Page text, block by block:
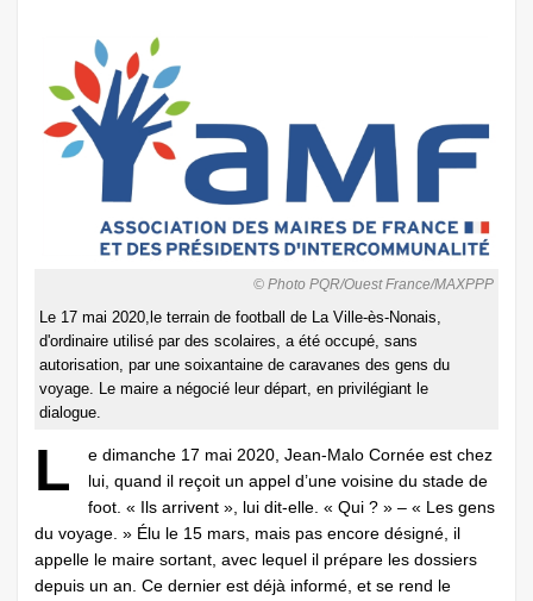
© Photo PQR/Ouest France/MAXPPP
Le 17 mai 2020,le terrain de football de La Ville-ès-Nonais,
d'ordinaire utilisé par des scolaires, a été occupé, sans
autorisation, par une soixantaine de caravanes des gens du
voyage. Le maire a négocié leur départ, en privilégiant le
dialogue.
L
e dimanche 17 mai 2020, Jean-Malo Cornée est chez
lui, quand il reçoit un appel d’une voisine du stade de
foot. « Ils arrivent », lui dit-elle. « Qui ? » – « Les gens
du voyage. » Élu le 15 mars, mais pas encore désigné, il
appelle le maire sortant, avec lequel il prépare les dossiers
depuis un an. Ce dernier est déjà informé, et se rend le